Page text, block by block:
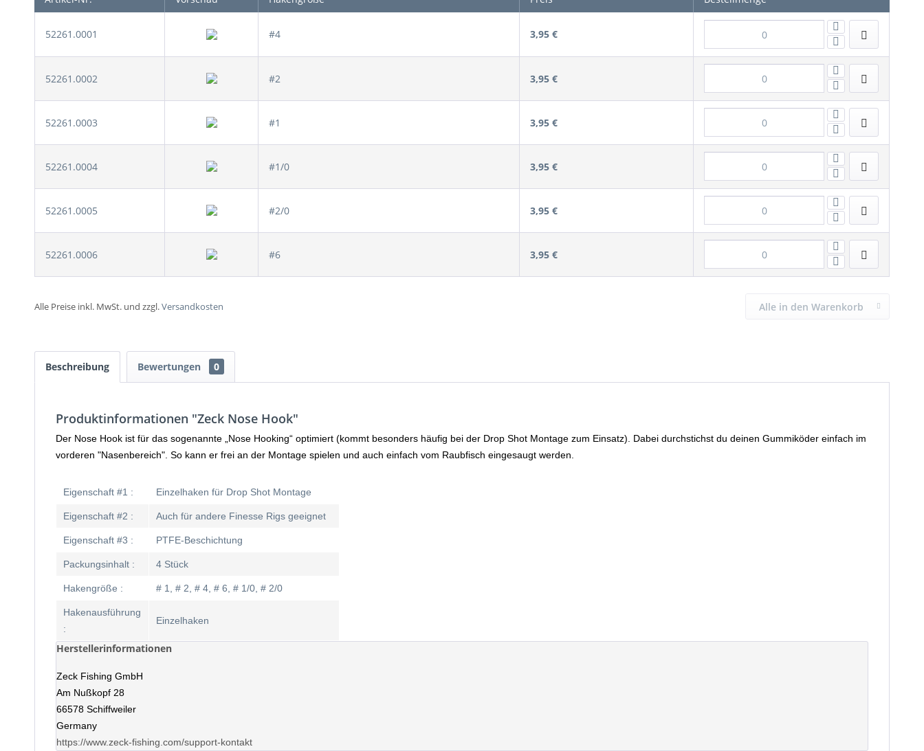
52261.0001 #4 3,95 €
52261.0002 #2 3,95 €
52261.0003 #1 3,95 €
52261.0004 #1/0 3,95 €
52261.0005 #2/0 3,95 €
52261.0006 #6 3,95 €
Alle Preise inkl. MwSt. und zzgl.Versandkosten Alle in den Warenkorb
Beschreibung Bewertungen 0
Produktinformationen "Zeck Nose Hook"
Der Nose Hook ist für das sogenannte „Nose Hooking“ optimiert (kommt besonders häufig bei der Drop Shot Montage zum Einsatz). Dabei durchstichst du deinen Gummiköder einfach im
vorderen "Nasenbereich". So kann er frei an der Montage spielen und auch einfach vom Raubfisch eingesaugt werden.
Eigenschaft #1 : Einzelhaken für Drop Shot Montage
Eigenschaft #2 : Auch für andere Finesse Rigs geeignet
Eigenschaft #3 : PTFE-Beschichtung
Packungsinhalt : 4 Stück
Hakengröße : # 1, # 2, # 4, # 6, # 1/0, # 2/0
Hakenausführung
:
Einzelhaken
Herstellerinformationen
Zeck Fishing GmbH
Am Nußkopf 28
66578 Schiffweiler
Germany
https://www.zeck-fishing.com/support-kontakt